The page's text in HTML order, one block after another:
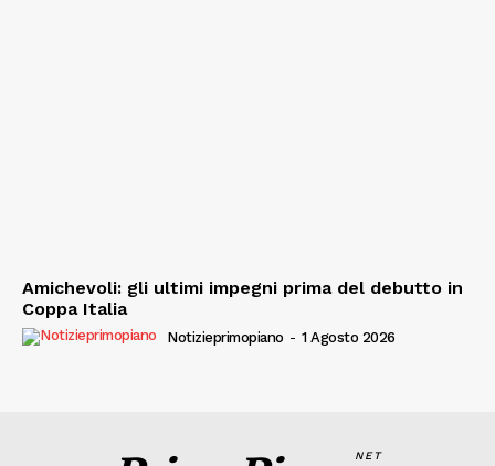
Amichevoli: gli ultimi impegni prima del debutto in
Coppa Italia
Notizieprimopiano - 1 Agosto 2026
NET